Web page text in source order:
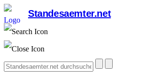
Standesaemter.net